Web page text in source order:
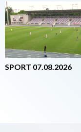
2026-08-07
SPORT 07.08.2026